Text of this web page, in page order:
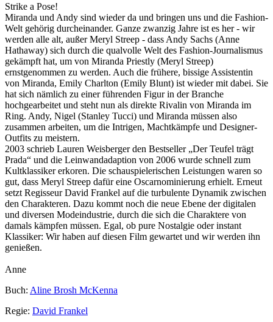
Strike a Pose!
Miranda und Andy sind wieder da und bringen uns und die Fashion-
Welt gehörig durcheinander. Ganze zwanzig Jahre ist es her - wir
werden alle alt, außer Meryl Streep - dass Andy Sachs (Anne
Hathaway) sich durch die qualvolle Welt des Fashion-Journalismus
gekämpft hat, um von Miranda Priestly (Meryl Streep)
ernstgenommen zu werden. Auch die frühere, bissige Assistentin
von Miranda, Emily Charlton (Emily Blunt) ist wieder mit dabei. Sie
hat sich nämlich zu einer führenden Figur in der Branche
hochgearbeitet und steht nun als direkte Rivalin von Miranda im
Ring. Andy, Nigel (Stanley Tucci) und Miranda müssen also
zusammen arbeiten, um die Intrigen, Machtkämpfe und Designer-
Outfits zu meistern.
2003 schrieb Lauren Weisberger den Bestseller „Der Teufel trägt
Prada“ und die Leinwandadaption von 2006 wurde schnell zum
Kultklassiker erkoren. Die schauspielerischen Leistungen waren so
gut, dass Meryl Streep dafür eine Oscarnominierung erhielt. Erneut
setzt Regisseur David Frankel auf die turbulente Dynamik zwischen
den Charakteren. Dazu kommt noch die neue Ebene der digitalen
und diversen Modeindustrie, durch die sich die Charaktere von
damals kämpfen müssen. Egal, ob pure Nostalgie oder instant
Klassiker: Wir haben auf diesen Film gewartet und wir werden ihn
genießen.
Anne
Buch: Aline Brosh McKenna
Regie: David Frankel